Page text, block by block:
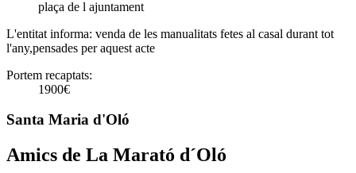
plaça de l ajuntament
L'entitat informa: venda de les manualitats fetes al casal durant tot
l'any,pensades per aquest acte
Portem recaptats:
1900€
Santa Maria d'Oló
Amics de La Marató d´Oló